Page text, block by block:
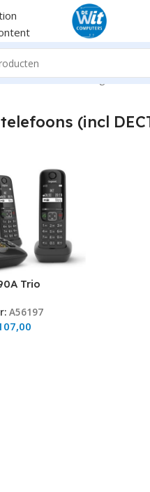
Telefoons Analoge
(incl
Trio
A56197